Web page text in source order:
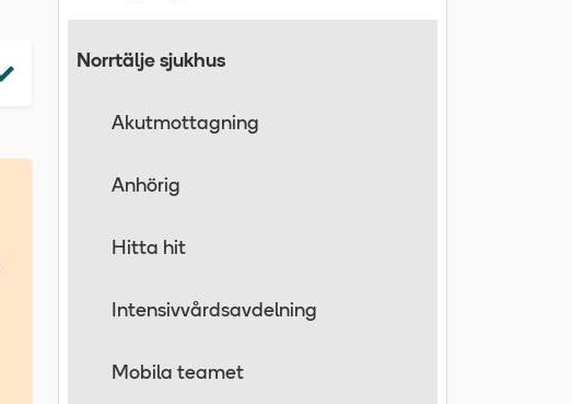
Norrtälje sjukhus
Akutmottagning
Anhörig
Hitta hit
Intensivvårdsavdelning
Mobila teamet